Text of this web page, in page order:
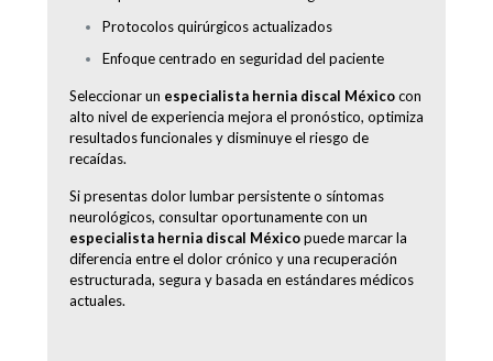
Protocolos quirúrgicos actualizados
Enfoque centrado en seguridad del paciente
Seleccionar un especialista hernia discal Méxicocon
alto nivel de experiencia mejora el pronóstico, optimiza
resultados funcionales y disminuye el riesgo de
recaídas.
Si presentas dolor lumbar persistente o síntomas
neurológicos, consultar oportunamente con un
especialista hernia discal Méxicopuede marcar la
diferencia entre el dolor crónico y una recuperación
estructurada, segura y basada en estándares médicos
actuales.